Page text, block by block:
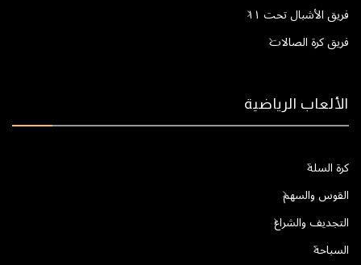
فريق الأشبال تحت ١١
فريق كرة الصالات
الألعاب الرياضية
كرة السلة
القوس والسهم
التجديف والشراع
السباحة